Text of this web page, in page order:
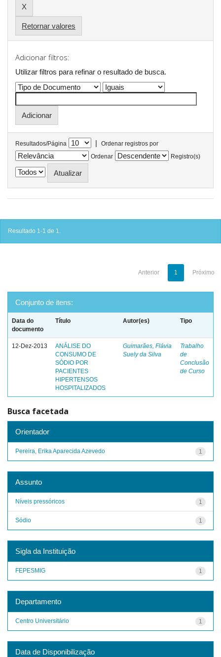
Retornar valores
Adicionar filtros:
Utilizar filtros para refinar o resultado de busca.
Resultados/Página |
Ordenar registros por
Ordenar
Registro(s)
Resultado 1-1 de 1.
Anterior 1 Próximo
Conjunto de itens:
Data do
documento
Título Autor(es) Tipo
12-Dez-2013
ANÁLISE DO
CONSUMO DE
SÓDIO POR
PACIENTES
HIPERTENSOS
HOSPITALIZADOS
Guimarães, Flávia
Suely da Silva
Trabalho
de
Conclusão
de Curso
Busca facetada
Orientador
1
Pereira, Erika Aparecida Azevedo
Assunto
1
Níveis pressóricos
1
Sódio
Sigla da Instituição
1
FEPESMIG
Departamento
1
Centro Universitário
Data de Disponibilização